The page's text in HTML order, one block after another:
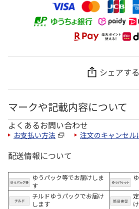
シェアする
マークや記載内容について
よくあるお問い合わせ
お支払い方法 注文のキャンセル
配送情報について
ゆうパック等でお届けしま
す
チルドゆうパックでお届け
します